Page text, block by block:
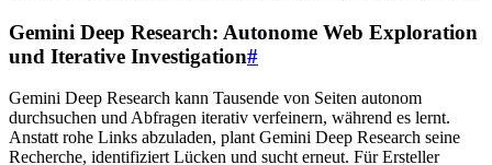
Gemini Deep Research: Autonome Web Exploration
und Iterative Investigation#
Gemini Deep Research kann Tausende von Seiten autonom
durchsuchen und Abfragen iterativ verfeinern, während es lernt.
Anstatt rohe Links abzuladen, plant Gemini Deep Research seine
Recherche, identifiziert Lücken und sucht erneut. Für Ersteller